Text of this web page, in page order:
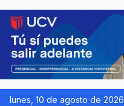
lunes, 10 de agosto de 2026